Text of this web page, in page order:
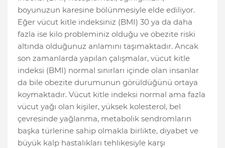
boyunuzun karesine bölünmesiyle elde ediliyor.
Eğer vücut kitle indeksiniz (BMI) 30 ya da daha
fazla ise kilo probleminiz olduğu ve obezite riski
altında olduğunuz anlamını taşımaktadır. Ancak
son zamanlarda yapılan çalışmalar, vücut kitle
indeksi (BMI) normal sınırları içinde olan insanlar
da bile obezite durumunun görüldüğünü ortaya
koymaktadır. Vücut kitle indeksi normal ama fazla
vücut yağı olan kişiler, yüksek kolesterol, bel
çevresinde yağlanma, metabolik sendromların
başka türlerine sahip olmakla birlikte, diyabet ve
büyük kalp hastalıkları tehlikesiyle karşı